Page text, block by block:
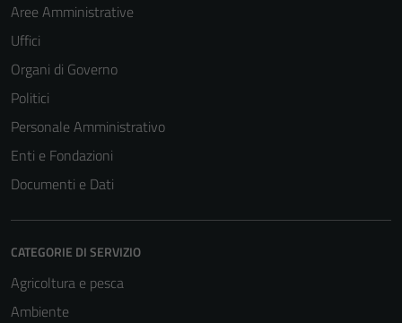
Aree Amministrative
Uffici
Organi di Governo
Politici
Personale Amministrativo
Enti e Fondazioni
Documenti e Dati
CATEGORIE DI SERVIZIO
Agricoltura e pesca
Ambiente